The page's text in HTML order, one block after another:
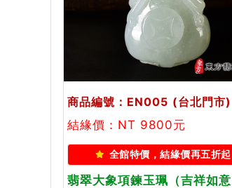
商品編號：EN005 (台北門市)
結緣價：NT 9800元
全館特價，結緣價再五折起
翡翠大象項鍊玉珮（吉祥如